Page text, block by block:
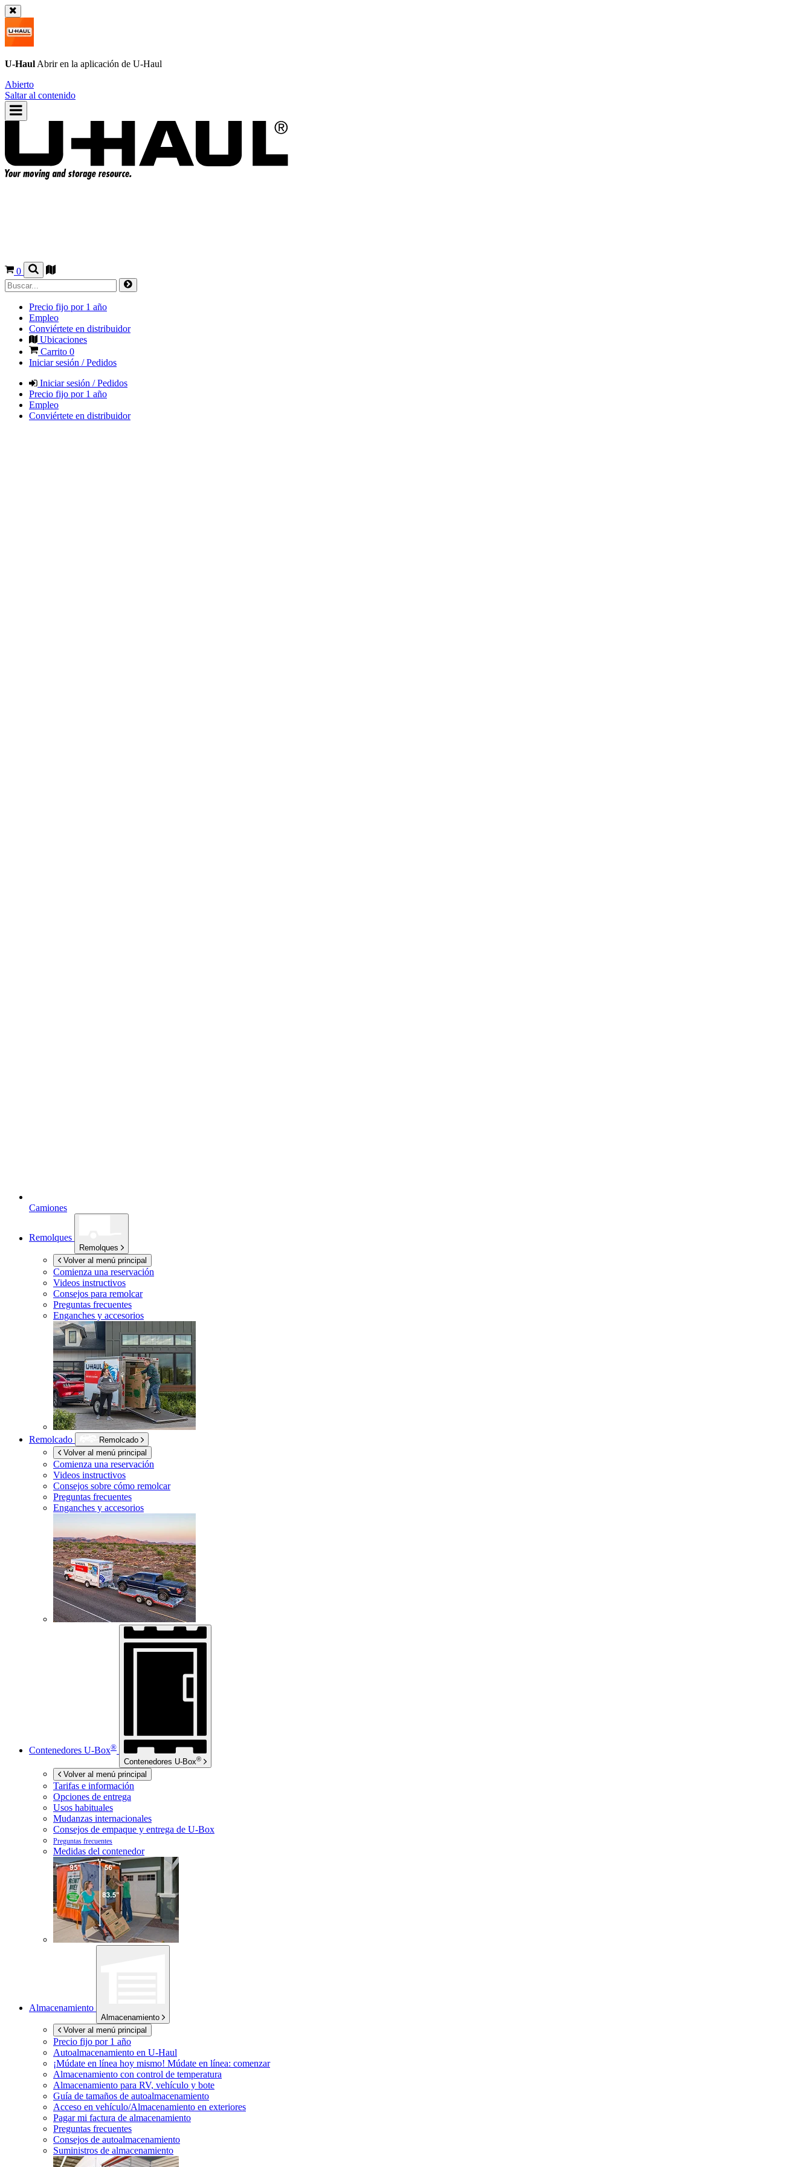
U-Haul Abrir en la aplicación de U-Haul
Abierto
Saltar al contenido
0
Precio fijo por 1 año
Empleo
Conviértete en distribuidor
Ubicaciones
Carrito 0
Iniciar sesión / Pedidos
Iniciar sesión / Pedidos
Precio fijo por 1 año
Empleo
Conviértete en distribuidor
Camiones
Remolques
Remolques
Volver al menú principal
Comienza una reservación
Videos instructivos
Consejos para remolcar
Preguntas frecuentes
Enganches y accesorios
Remolcado
Remolcado
Volver al menú principal
Comienza una reservación
Videos instructivos
Consejos sobre cómo remolcar
Preguntas frecuentes
Enganches y accesorios
Contenedores U-Box®
Contenedores U-Box®
Volver al menú principal
Tarifas e información
Opciones de entrega
Usos habituales
Mudanzas internacionales
Consejos de empaque y entrega de U-Box
Preguntas frecuentes
Medidas del contenedor
Almacenamiento
Almacenamiento
Volver al menú principal
Precio fijo por 1 año
Autoalmacenamiento en U-Haul
¡Múdate en línea hoy mismo! Múdate en línea: comenzar
Almacenamiento con control de temperatura
Almacenamiento para RV, vehículo y bote
Guía de tamaños de autoalmacenamiento
Acceso en vehículo/Almacenamiento en exteriores
Pagar mi factura de almacenamiento
Preguntas frecuentes
Consejos de autoalmacenamiento
Suministros de almacenamiento